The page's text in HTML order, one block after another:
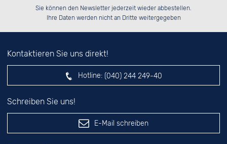
██░░░░░░░░░░██░░██░░██░░██░░██░░
██████░░░░████░░██████░░██████░░
░░░░██░░░░░░██░░░░░░██░░░░░░██░░
Bitte tragen Sie die Zahl in
das nebenstehende Feld ein.
Sie können den Newsletter jederzeit wieder abbestellen.
Ihre Daten werden nicht an Dritte weitergegeben
Kontaktieren Sie uns direkt!
Hotline: (040) 244 249-40
Schreiben Sie uns!
E-Mail schreiben